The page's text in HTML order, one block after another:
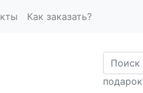
Как заказать?